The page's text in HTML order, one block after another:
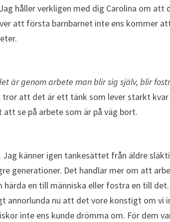
håller verkligen med dig Carolina om
att första barnbarnet inte ens kommer
är genom arbete man blir sig själv, blir
tror att det är ett tänk som lever starkt
se på arbete som är på väg bort.
känner igen tankesättet från äldre
generationer. Det handlar mer om att
härda en till människa eller fostra en till det.
annorlunda nu att det vore konstigt om vi
inte ens kunde drömma om. För dem